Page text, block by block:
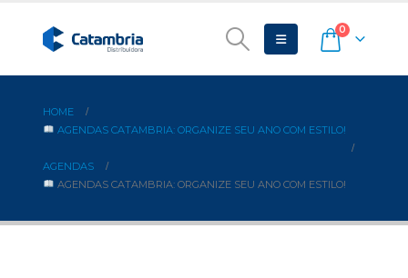
0
HOME
AGENDAS CATAMBRIA: ORGANIZE SEU ANO COM ESTILO!
AGENDAS
AGENDAS CATAMBRIA: ORGANIZE SEU ANO COM ESTILO!